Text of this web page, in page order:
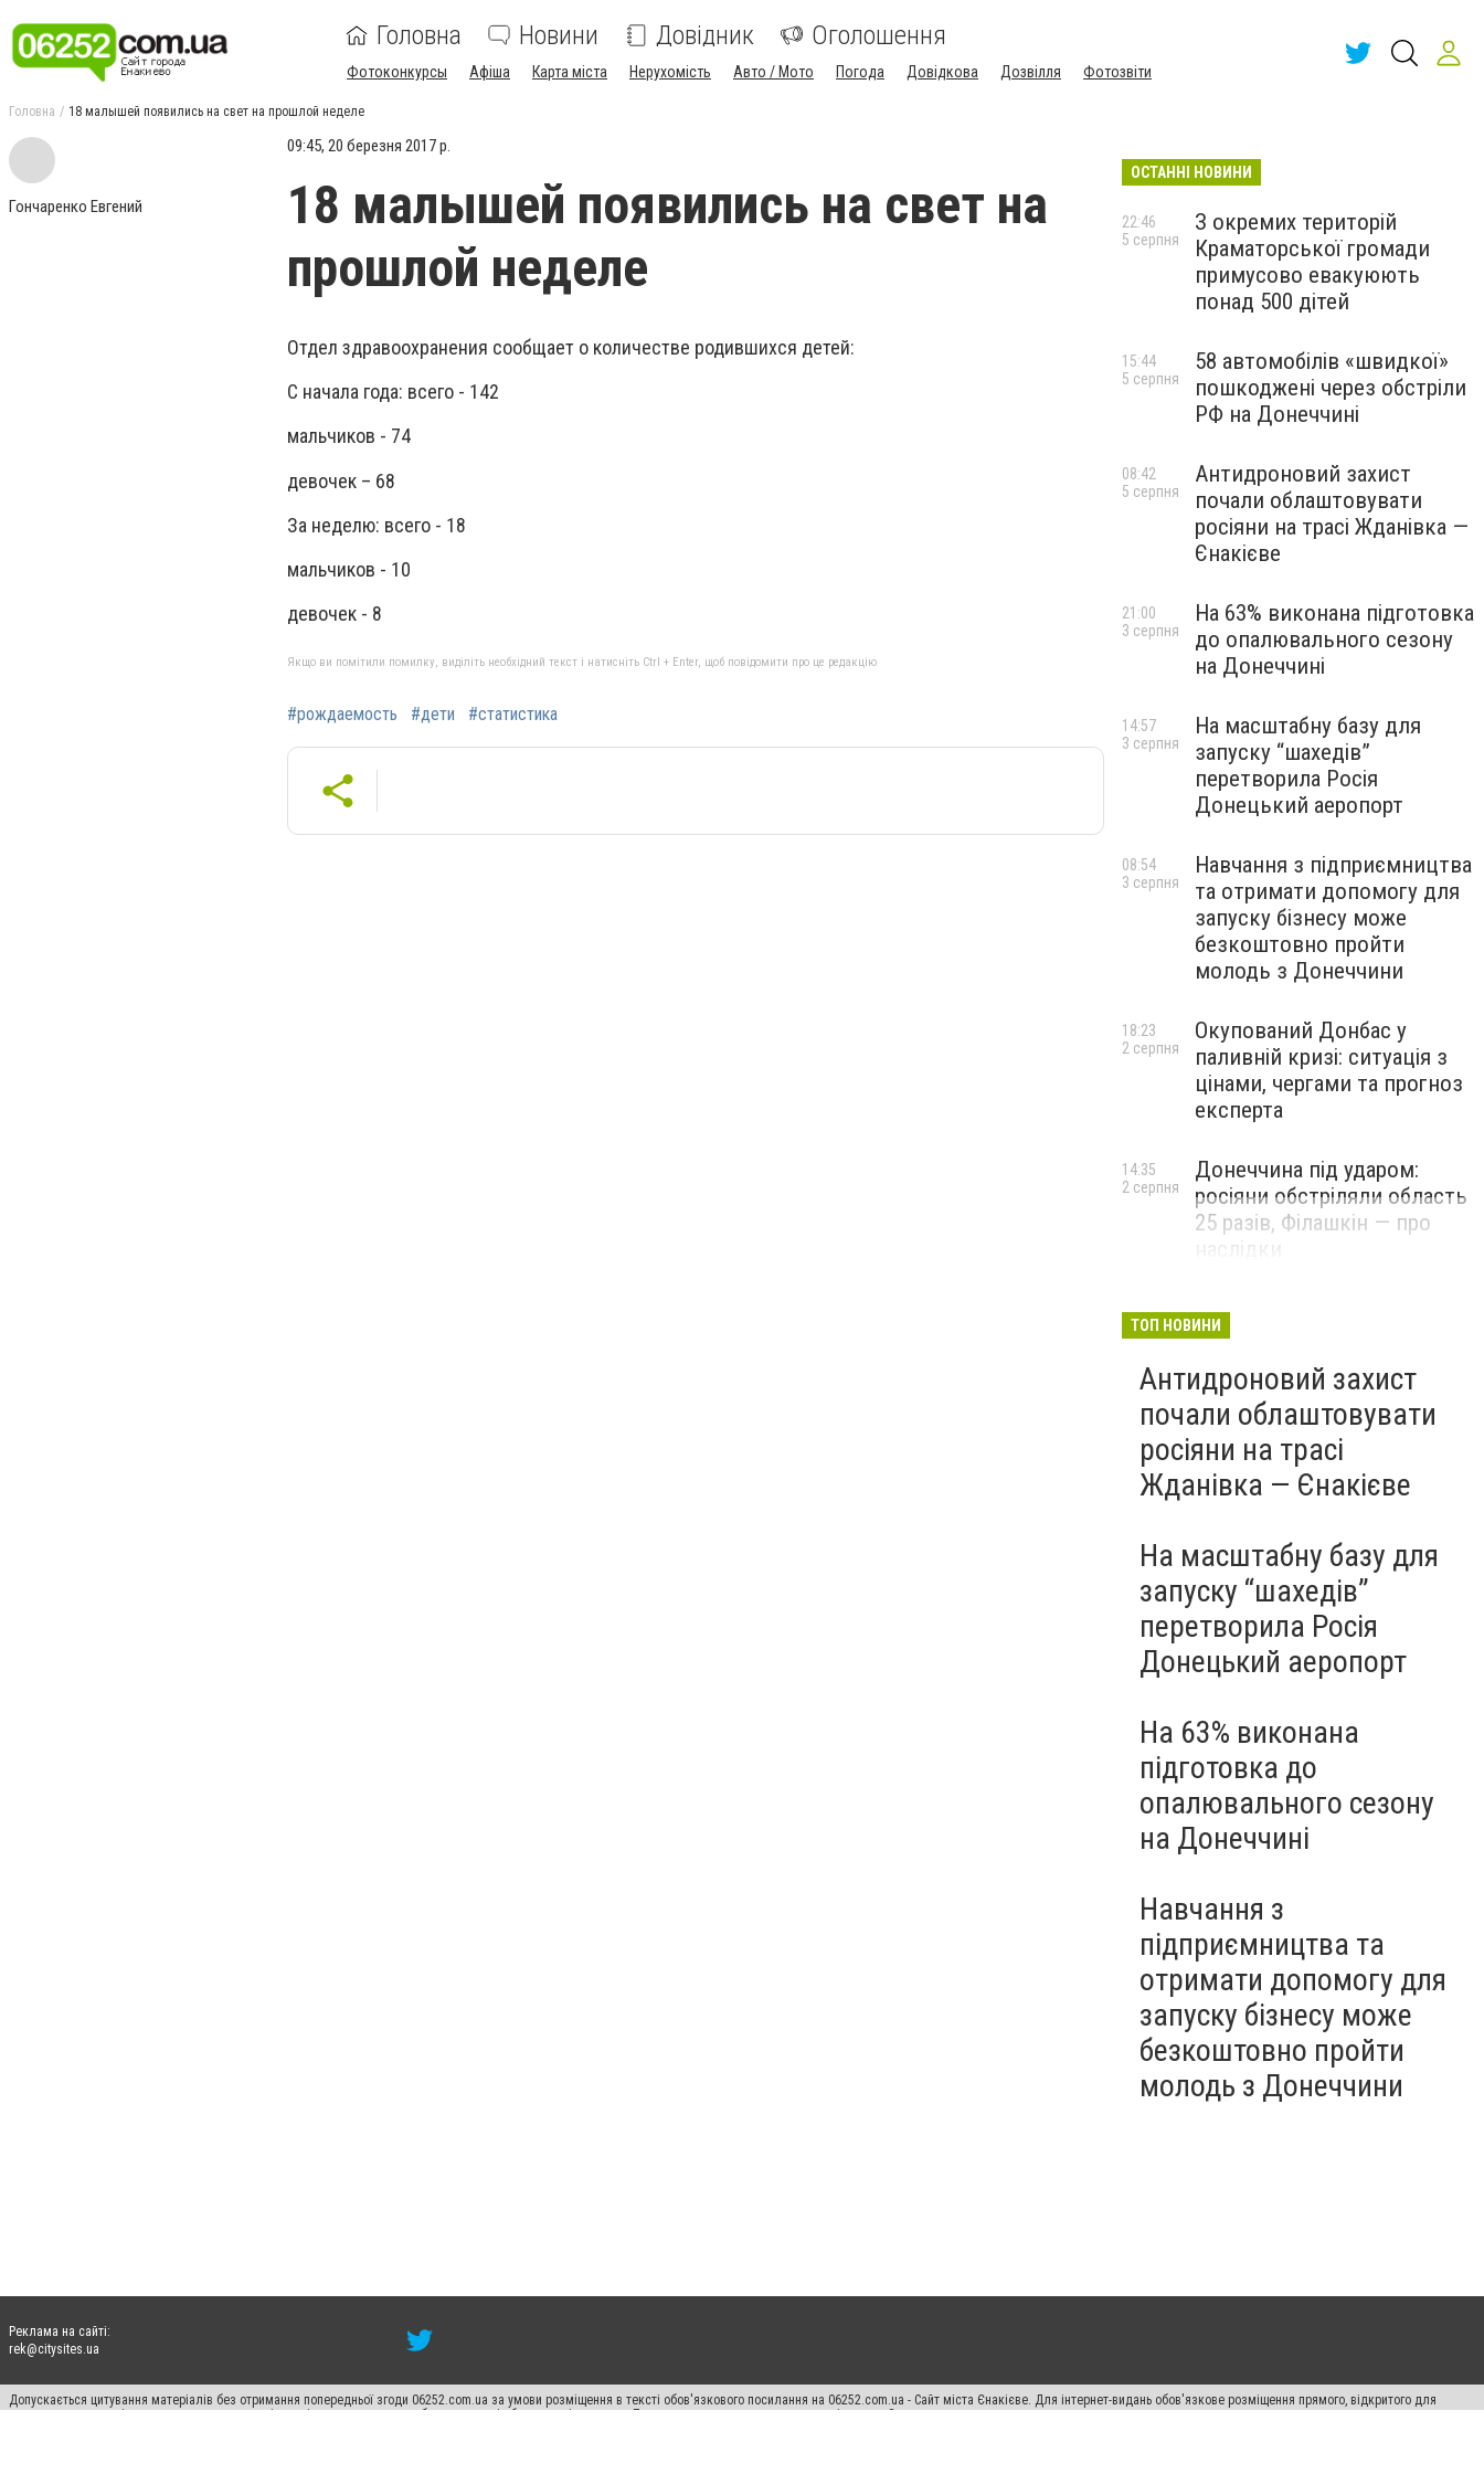
Головна Новини Довідник Оголошення
Фотоконкурсы Афіша Карта міста Нерухомість Авто / Мото Погода Довідкова Дозвілля Фотозвіти
Головна 18 малышей появились на свет на прошлой неделе
Гончаренко Евгений
09:45, 20 березня 2017 р.
18 малышей появились на свет на
прошлой неделе
Отдел здравоохранения сообщает о количестве родившихся детей:
С начала года: всего - 142
мальчиков - 74
девочек – 68
За неделю: всего - 18
мальчиков - 10
девочек - 8
Якщо ви помітили помилку, виділіть необхідний текст і натисніть Ctrl + Enter, щоб повідомити про це редакцію
#рождаемость #дети #статистика
ОСТАННІ НОВИНИ
З окремих територій
Краматорської громади
примусово евакуюють
понад 500 дітей
22:46
5 серпня
58 автомобілів «швидкої»
пошкоджені через обстріли
РФ на Донеччині
15:44
5 серпня
Антидроновий захист
почали облаштовувати
росіяни на трасі Жданівка —
Єнакієве
08:42
5 серпня
На 63% виконана підготовка
до опалювального сезону
на Донеччині
21:00
3 серпня
На масштабну базу для
запуску “шахедів”
перетворила Росія
Донецький аеропорт
14:57
3 серпня
Навчання з підприємництва
та отримати допомогу для
запуску бізнесу може
безкоштовно пройти
молодь з Донеччини
08:54
3 серпня
Окупований Донбас у
паливній кризі: ситуація з
цінами, чергами та прогноз
експерта
18:23
2 серпня
Донеччина під ударом:
росіяни обстріляли область
25 разів, Філашкін — про
14:35
2 серпня
ТОП НОВИНИ
Антидроновий захист
почали облаштовувати
росіяни на трасі
Жданівка — Єнакієве
На масштабну базу для
запуску “шахедів”
перетворила Росія
Донецький аеропорт
На 63% виконана
підготовка до
опалювального сезону
на Донеччині
Навчання з
підприємництва та
отримати допомогу для
запуску бізнесу може
безкоштовно пройти
молодь з Донеччини
Реклама на сайті:
rek@citysites.ua
Допускається цитування матеріалів без отримання попередньої згоди 06252.com.ua за умови розміщення в тексті обов'язкового посилання на 06252.com.ua - Сайт міста Єнакієве. Для інтернет-видань обов'язкове розміщення прямого, відкритого для
пошукових систем гіперпосилання на цитовані статті не нижче другого абзацу в тексті або в якості джерела. Порушення виняткових прав переслідується Законом.